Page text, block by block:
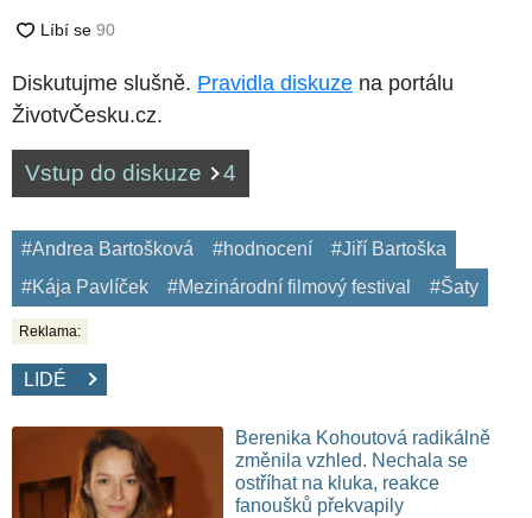
Diskutujme slušně. Pravidla diskuze na portálu
ŽivotvČesku.cz.
Vstup do diskuze 4
#Andrea Bartošková #hodnocení
#Jiří Bartoška
#Kája Pavlíček
#Mezinárodní filmový festival #Šaty
Reklama:
LIDÉ
Berenika Kohoutová radikálně
změnila vzhled. Nechala se
ostříhat na kluka, reakce
fanoušků překvapily